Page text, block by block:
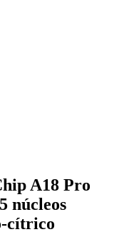
A18 Pro
núcleos
cítrico